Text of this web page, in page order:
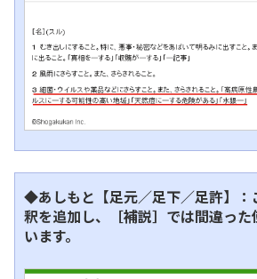
◆あしもと【足元／足下／足許】：
釈を追加し、［補説］では間違っ
います。